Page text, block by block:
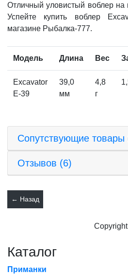
Отличный уловистый воблер на
Успейте купить воблер
магазине Рыбалка-777.
Модель Длина Вес
Excavator
E-39
39,0
мм
4,8
г
Сопутствующие товары
Отзывов (6)
Каталог
Приманки